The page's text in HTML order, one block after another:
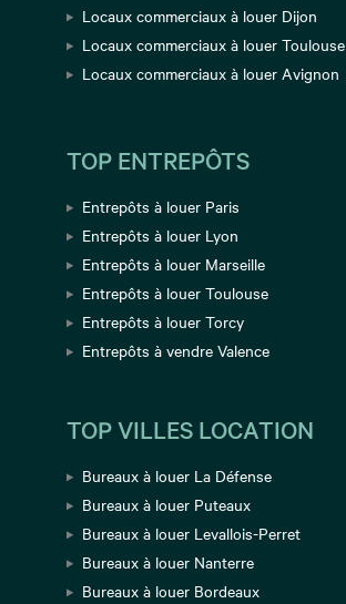
Locaux commerciaux à louer Dijon
Locaux commerciaux à louer Toulouse
Locaux commerciaux à louer Avignon
TOP ENTREPÔTS
Entrepôts à louer Paris
Entrepôts à louer Lyon
Entrepôts à louer Marseille
Entrepôts à louer Toulouse
Entrepôts à louer Torcy
Entrepôts à vendre Valence
TOP VILLES LOCATION
Bureaux à louer La Défense
Bureaux à louer Puteaux
Bureaux à louer Levallois-Perret
Bureaux à louer Nanterre
Bureaux à louer Bordeaux